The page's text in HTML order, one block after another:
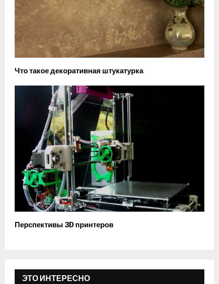
Что такое декоративная штукатурка
Перспективы 3D принтеров
ЭТО ИНТЕРЕСНО